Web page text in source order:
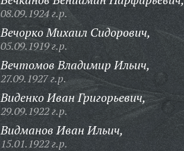
08.09.1924 г.р.
Вечорко Михаил Сидорович,
05.09.1919 г.р.
Вечтомов Владимир Ильич,
27.09.1927 г.р.
Виденко Иван Григорьевич,
29.09.1922 г.р.
Видманов Иван Ильич,
15.01.1922 г.р.